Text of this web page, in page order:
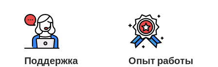
Поддержка
Опыт работы